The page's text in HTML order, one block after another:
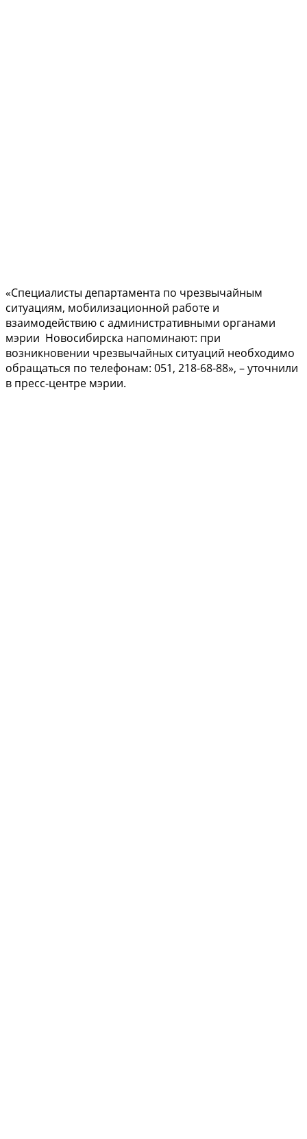
«Специалисты департамента по чрезвычайным
ситуациям, мобилизационной работе и
взаимодействию с административными органами
мэрии Новосибирска напоминают: при
возникновении чрезвычайных ситуаций необходимо
обращаться по телефонам: 051, 218-68-88», – уточнили
в пресс-центре мэрии.